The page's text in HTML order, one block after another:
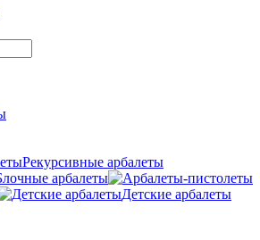
Рекурсивные арбалеты
арбалеты
Детские арбалеты